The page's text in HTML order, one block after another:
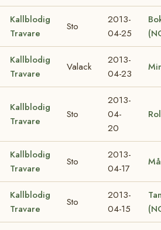
Kallblodig
Travare
Sto
2013-
04-25
Kallblodig
Travare
Valack
2013-
04-23
Kallblodig
Travare
Sto
2013-
04-
20
Kallblodig
Travare
Sto
2013-
04-17
Kallblodig
Travare
Sto
2013-
04-15